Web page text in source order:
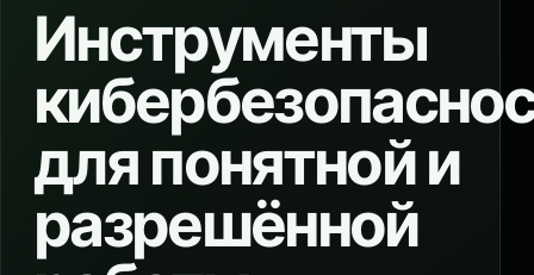
Инструменты
для понятной и
разрешённой